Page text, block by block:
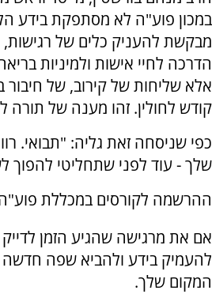
במכון פוע"ה לא מסתפקת בידע
מבקשת להעניק כלים של רגישות,
הדרכה לחיי אישות ולמיניות
אלא שליחות של קירוב, של חיבור
קודש לחולין. זהו מענה של תורה
כפי שניסחה זאת גליה: "תבואי.
שלך - עוד לפני שתחליטי להפוך
ההרשמה לקורסים במכללת
אם את מרגישה שהגיע הזמן
להעמיק בידע ולהביא שפה חדשה
המקום שלך.